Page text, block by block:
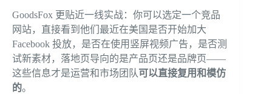
GoodsFox 更贴近一线实战：你可以选定一个竞品
网站，直接看到他们最近在美国是否开始加大
Facebook 投放，是否在使用竖屏视频广告，是否测
试新素材，落地页导向的是产品页还是品牌页——
这些信息才是运营和市场团队可以直接复用和模仿
的。